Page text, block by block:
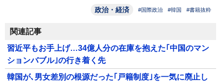
政治・経済 #国際政治 #韓国 #書籍抜粋
関連記事
習近平もお手上げ…34億人分の在庫を抱えた｢中国のマン
ションバブル｣の行き着く先
韓国が､男女差別の根源だった｢戸籍制度｣を一気に廃止し